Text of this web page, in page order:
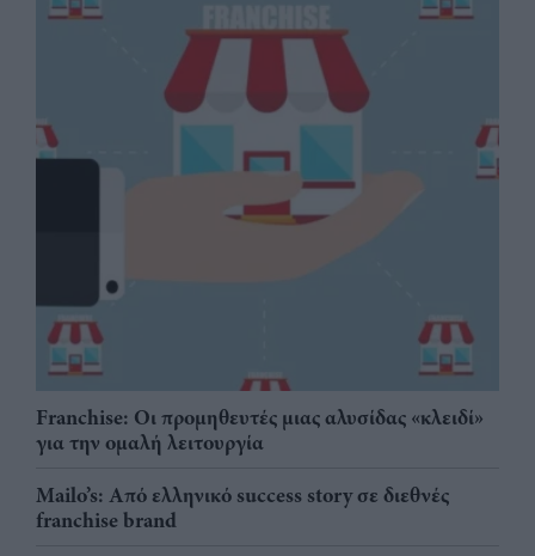
Franchise: Οι προμηθευτές μιας αλυσίδας «κλειδί»
για την ομαλή λειτουργία
Mailo’s: Από ελληνικό success story σε διεθνές
franchise brand